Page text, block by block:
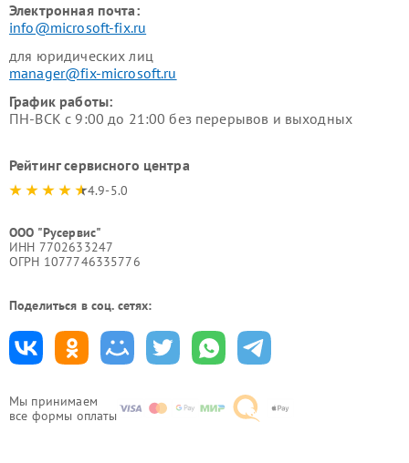
Мы принимаем
все формы оплаты
Электронная почта:
info@microsoft-fix.ru
для юридических лиц
manager@fix-microsoft.ru
График работы:
ПН-ВСК с 9:00 до 21:00 без перерывов и выходных
Рейтинг сервисного центра
4.9-5.0
ООО "Русервис"
ИНН 7702633247
ОГРН 1077746335776
Поделиться в соц. сетях: